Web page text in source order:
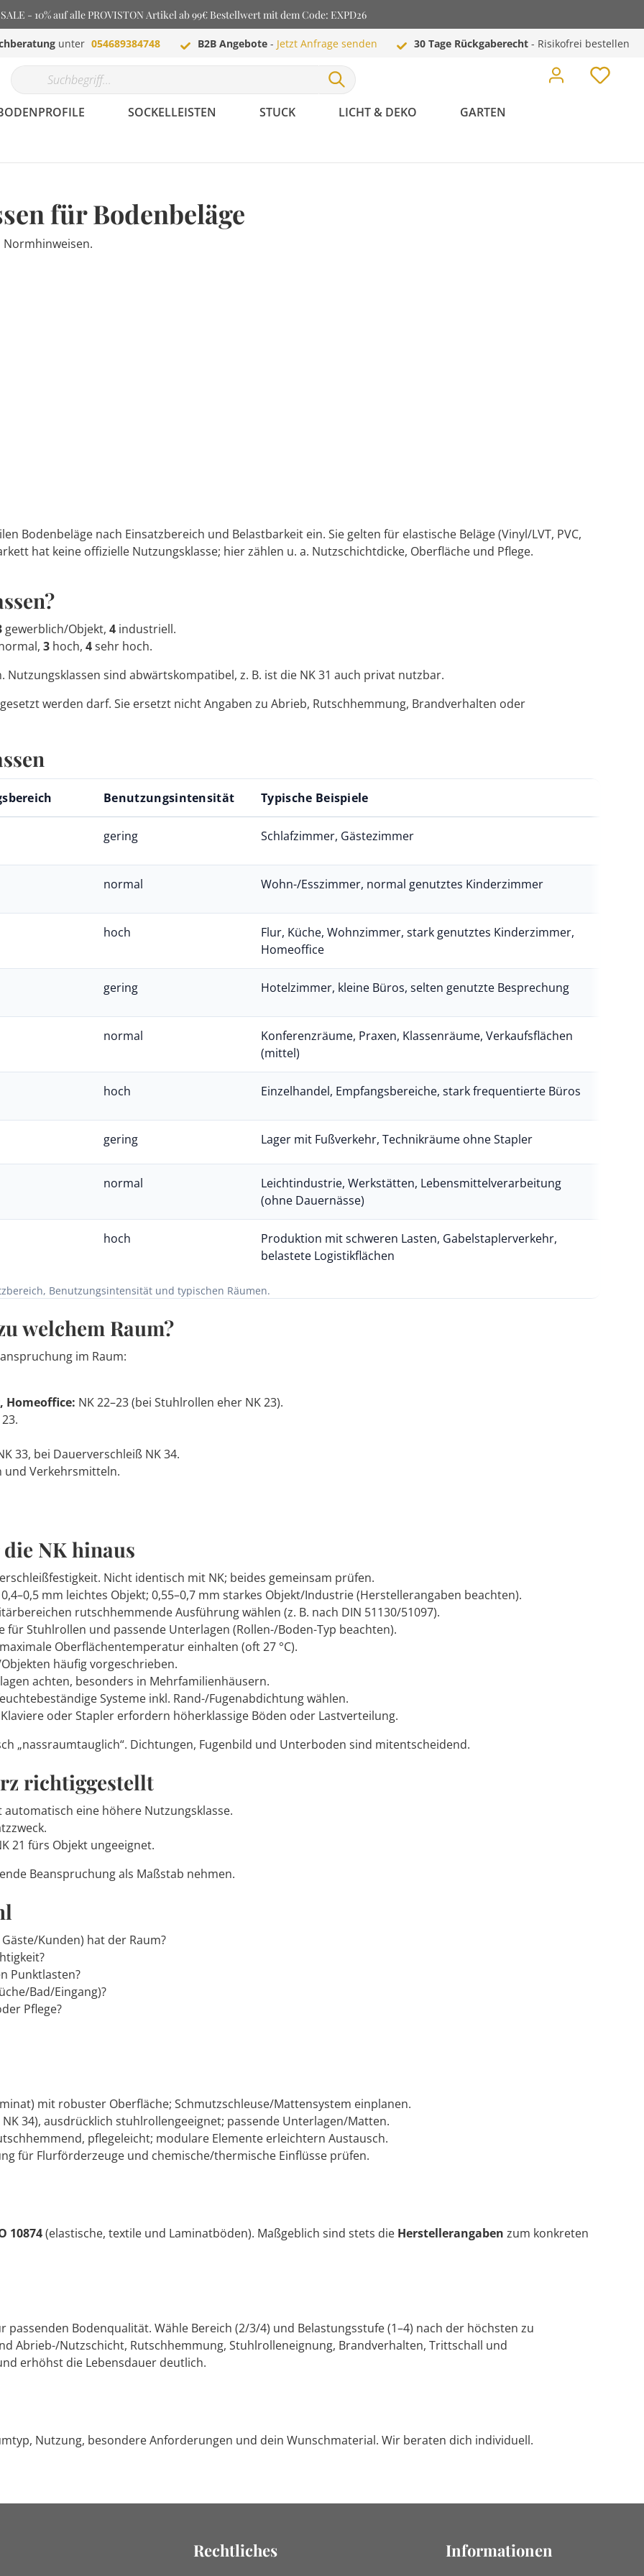
- 10% auf alle PROVISTON Artikel ab 99€ Bestellwert mit dem Code: EXPD26
unter 054689384748 B2B Angebote- Jetzt Anfrage senden 30 Tage Rückgaberecht- Risikofrei bestellen
SOCKELLEISTEN STUCK LICHT & DEKO GARTEN
für Bodenbeläge
Bodenbeläge nach Einsatzbereich und Belastbarkeit ein. Sie gelten für elastische Beläge (Vinyl/LVT, PVC,
hat keine offizielle Nutzungsklasse; hier zählen u. a. Nutzschichtdicke, Oberfläche und Pflege.
gewerblich/Objekt, 4 industriell.
3 hoch, 4sehr hoch.
sind abwärtskompatibel, z. B. ist die NK 31 auch privat nutzbar.
werden darf. Sie ersetzt nicht Angaben zu Abrieb, Rutschhemmung, Brandverhalten oder
Benutzungsintensität und typischen Räumen.
Benutzungsintensität Typische Beispiele
gering Schlafzimmer, Gästezimmer
normal Wohn-/Esszimmer, normal genutztes Kinderzimmer
hoch
Flur, Küche, Wohnzimmer, stark genutztes Kinderzimmer,
Homeoffice
gering Hotelzimmer, kleine Büros, selten genutzte Besprechung
normal
Konferenzräume, Praxen, Klassenräume, Verkaufsflächen
(mittel)
hoch Einzelhandel, Empfangsbereiche, stark frequentierte Büros
gering Lager mit Fußverkehr, Technikräume ohne Stapler
normal
Leichtindustrie, Werkstätten, Lebensmittelverarbeitung
(ohne Dauernässe)
hoch
Produktion mit schweren Lasten, Gabelstaplerverkehr,
belastete Logistikflächen
welchem Raum?
im Raum:
Homeoffice: NK 22–23 (bei Stuhlrollen eher NK 23).
33, bei Dauerverschleiß NK 34.
und Verkehrsmitteln.
NK hinaus
Nicht identisch mit NK; beides gemeinsam prüfen.
mm leichtes Objekt; 0,55–0,7 mm starkes Objekt/Industrie (Herstellerangaben beachten).
rutschhemmende Ausführung wählen (z. B. nach DIN 51130/51097).
für Stuhlrollen und passende Unterlagen (Rollen-/Boden-Typ beachten).
Oberflächentemperatur einhalten (oft 27 °C).
häufig vorgeschrieben.
achten, besonders in Mehrfamilienhäusern.
Systeme inkl. Rand-/Fugenabdichtung wählen.
Klaviere oder Stapler erfordern höherklassige Böden oder Lastverteilung.
„nassraumtauglich“. Dichtungen, Fugenbild und Unterboden sind mitentscheidend.
richtiggestellt
eine höhere Nutzungsklasse.
21 fürs Objekt ungeeignet.
Beanspruchung als Maßstab nehmen.
Kunden) hat der Raum?
Punktlasten?
Bad/Eingang)?
Pflege?
mit robuster Oberfläche; Schmutzschleuse/Mattensystem einplanen.
34), ausdrücklich stuhlrollengeeignet; passende Unterlagen/Matten.
pflegeleicht; modulare Elemente erleichtern Austausch.
für Flurförderzeuge und chemische/thermische Einflüsse prüfen.
10874(elastische, textile und Laminatböden). Maßgeblich sind stets die Herstellerangaben zum konkreten
Bodenqualität. Wähle Bereich (2/3/4) und Belastungsstufe (1–4) nach der höchsten zu
Abrieb-/Nutzschicht, Rutschhemmung, Stuhlrolleneignung, Brandverhalten, Trittschall und
erhöhst die Lebensdauer deutlich.
Nutzung, besondere Anforderungen und dein Wunschmaterial. Wir beraten dich individuell.
Rechtliches Informationen